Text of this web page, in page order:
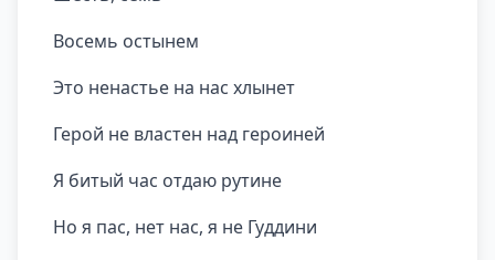
Восемь остынем
Это ненастье на нас хлынет
Герой не властен над героиней
Я битый час отдаю рутине
Но я пас, нет нас, я не Гуддини